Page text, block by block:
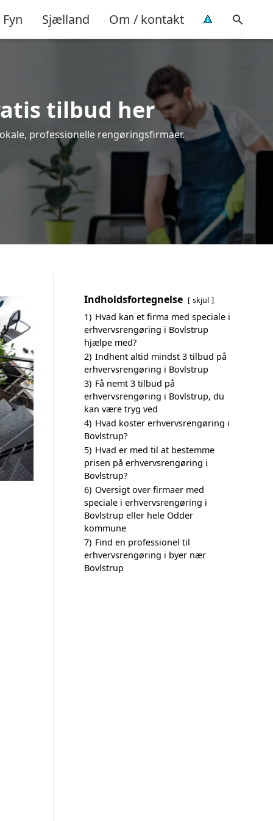
Fyn Sjælland Om / kontakt
tilbud her
professionelle rengøringsfirmaer.
Indholdsfortegnelse skjul
1) Hvad kan et firma med speciale i
erhvervsrengøring i Bovlstrup
hjælpe med?
2) Indhent altid mindst 3 tilbud på
erhvervsrengøring i Bovlstrup
3) Få nemt 3 tilbud på
erhvervsrengøring i Bovlstrup, du
kan være tryg ved
4) Hvad koster erhvervsrengøring i
Bovlstrup?
5) Hvad er med til at bestemme
prisen på erhvervsrengøring i
Bovlstrup?
6) Oversigt over firmaer med
speciale i erhvervsrengøring i
Bovlstrup eller hele Odder
kommune
7) Find en professionel til
erhvervsrengøring i byer nær
Bovlstrup